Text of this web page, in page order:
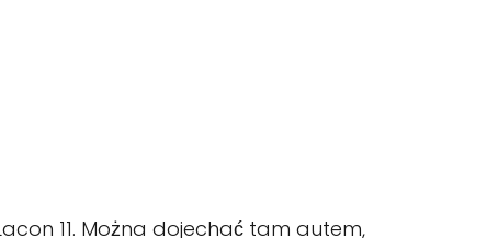
11. Można dojechać tam autem,